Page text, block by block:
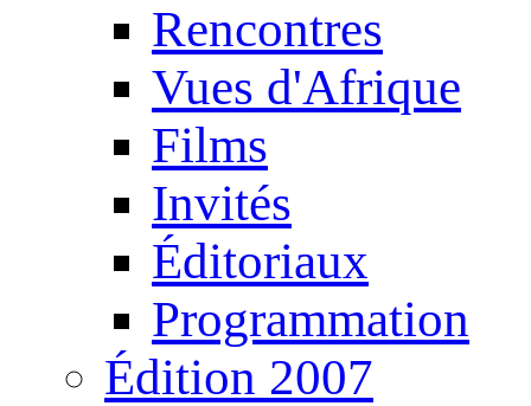
Rencontres
Vues d'Afrique
Films
Invités
Éditoriaux
Programmation
Édition 2007